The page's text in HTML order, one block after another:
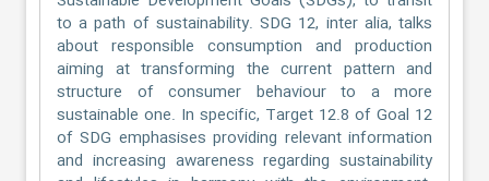
to a path of sustainability. SDG 12, inter alia, talks
about responsible consumption and production
aiming at transforming the current pattern and
structure of consumer behaviour to a more
sustainable one. In specific, Target 12.8 of Goal 12
of SDG emphasises providing relevant information
and increasing awareness regarding sustainability